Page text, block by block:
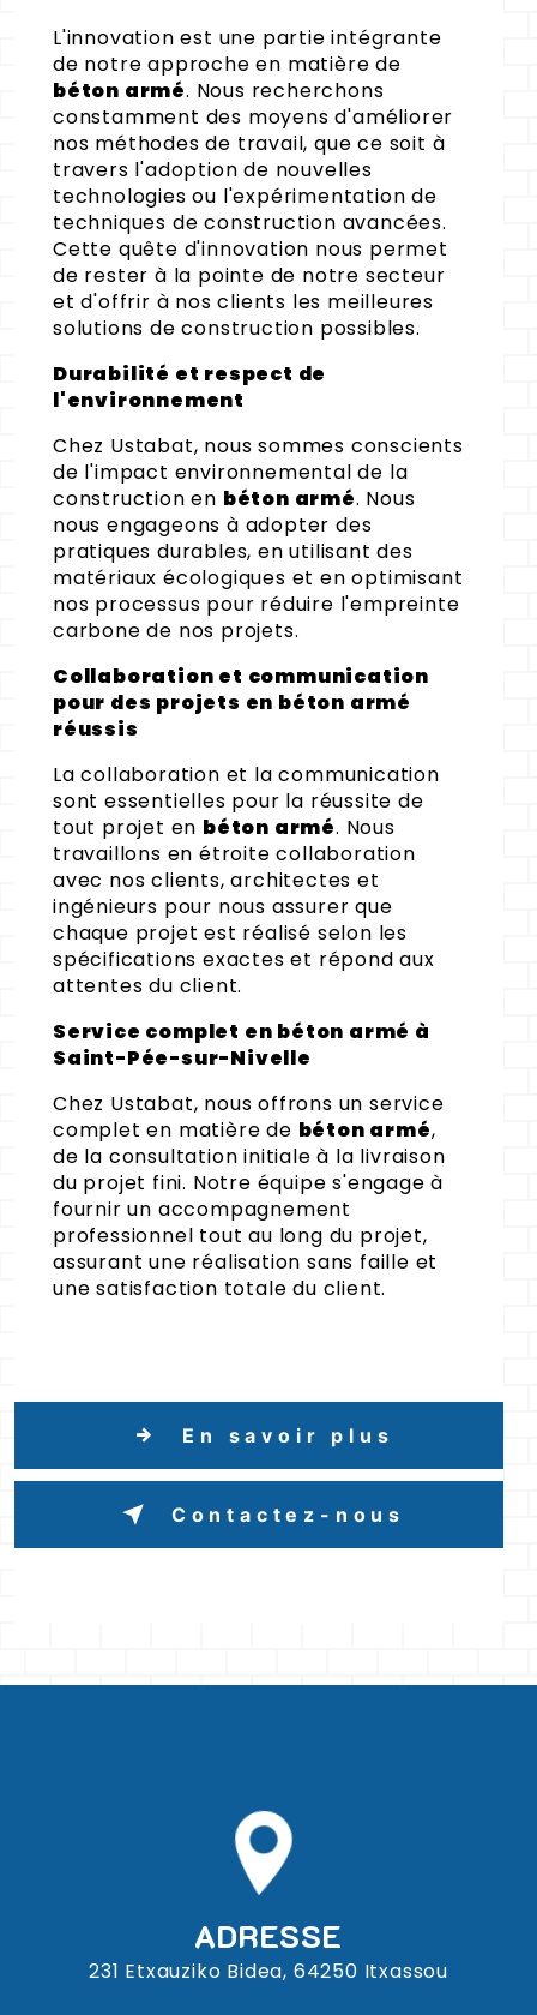
L'innovation est une partie intégrante
de notre approche en matière de
béton armé. Nous recherchons
constamment des moyens d'améliorer
nos méthodes de travail, que ce soit à
travers l'adoption de nouvelles
technologies ou l'expérimentation de
techniques de construction avancées.
Cette quête d'innovation nous permet
de rester à la pointe de notre secteur
et d'offrir à nos clients les meilleures
solutions de construction possibles.
Durabilité et respect de
l'environnement
Chez Ustabat, nous sommes conscients
de l'impact environnemental de la
construction en béton armé. Nous
nous engageons à adopter des
pratiques durables, en utilisant des
matériaux écologiques et en optimisant
nos processus pour réduire l'empreinte
carbone de nos projets.
Collaboration et communication
pour des projets en béton armé
réussis
La collaboration et la communication
sont essentielles pour la réussite de
tout projet en béton armé. Nous
travaillons en étroite collaboration
avec nos clients, architectes et
ingénieurs pour nous assurer que
chaque projet est réalisé selon les
spécifications exactes et répond aux
attentes du client.
Service complet en béton armé à
Saint-Pée-sur-Nivelle
Chez Ustabat, nous offrons un service
complet en matière de béton armé,
de la consultation initiale à la livraison
du projet fini. Notre équipe s'engage à
fournir un accompagnement
professionnel tout au long du projet,
assurant une réalisation sans faille et
une satisfaction totale du client.
En savoir plus
Contactez-nous
ADRESSE
231 Etxauziko Bidea, 64250 Itxassou